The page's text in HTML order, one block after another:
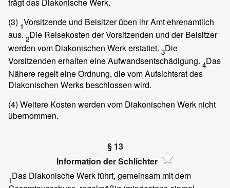
trägt das Diakonische Werk.
(3) 1Vorsitzende und Beisitzer üben ihr Amt ehrenamtlich
aus. 2Die Reisekosten der Vorsitzenden und der Beisitzer
werden vom Diakonischen Werk erstattet. 3Die
Vorsitzenden erhalten eine Aufwandsentschädigung. 4Das
Nähere regelt eine Ordnung, die vom Aufsichtsrat des
Diakonischen Werks beschlossen wird.
(4) Weitere Kosten werden vom Diakonischen Werk nicht
übernommen.
§ 13
Information der Schlichter
1Das Diakonische Werk führt, gemeinsam mit dem